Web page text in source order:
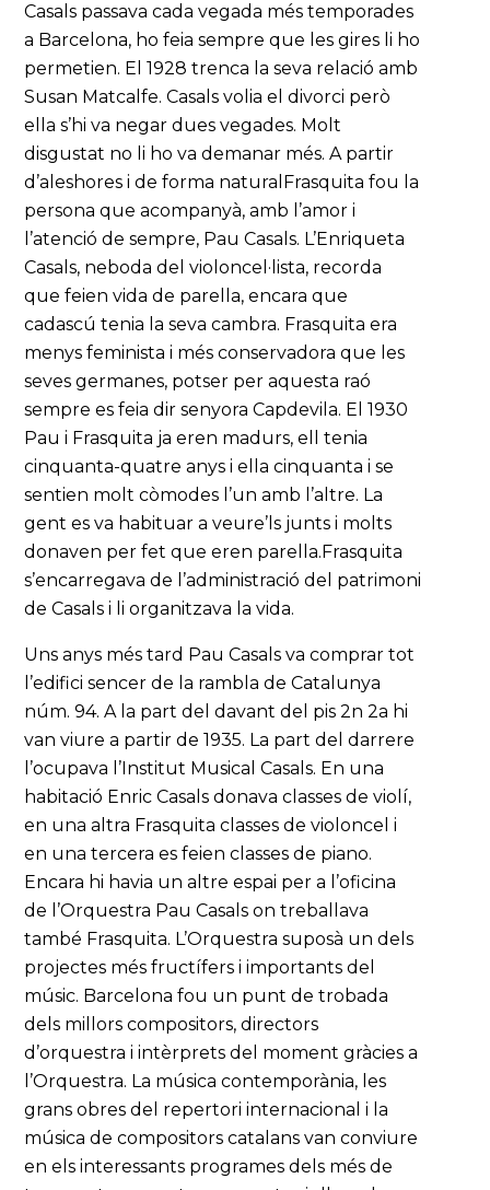
Casals passava cada vegada més temporades
a Barcelona, ho feia sempre que les gires li ho
permetien. El 1928 trenca la seva relació amb
Susan Matcalfe. Casals volia el divorci però
ella s’hi va negar dues vegades. Molt
disgustat no li ho va demanar més. A partir
d’aleshores i de forma naturalFrasquita fou la
persona que acompanyà, amb l’amor i
l’atenció de sempre, Pau Casals. L’Enriqueta
Casals, neboda del violoncel·lista, recorda
que feien vida de parella, encara que
cadascú tenia la seva cambra. Frasquita era
menys feminista i més conservadora que les
seves germanes, potser per aquesta raó
sempre es feia dir senyora Capdevila. El 1930
Pau i Frasquita ja eren madurs, ell tenia
cinquanta-quatre anys i ella cinquanta i se
sentien molt còmodes l’un amb l’altre. La
gent es va habituar a veure’ls junts i molts
donaven per fet que eren parella.Frasquita
s’encarregava de l’administració del patrimoni
de Casals i li organitzava la vida.
Uns anys més tard Pau Casals va comprar tot
l’edifici sencer de la rambla de Catalunya
núm. 94. A la part del davant del pis 2n 2a hi
van viure a partir de 1935. La part del darrere
l’ocupava l’Institut Musical Casals. En una
habitació Enric Casals donava classes de violí,
en una altra Frasquita classes de violoncel i
en una tercera es feien classes de piano.
Encara hi havia un altre espai per a l’oficina
de l’Orquestra Pau Casals on treballava
també Frasquita. L’Orquestra suposà un dels
projectes més fructífers i importants del
músic. Barcelona fou un punt de trobada
dels millors compositors, directors
d’orquestra i intèrprets del moment gràcies a
l’Orquestra. La música contemporània, les
grans obres del repertori internacional i la
música de compositors catalans van conviure
en els interessants programes dels més de